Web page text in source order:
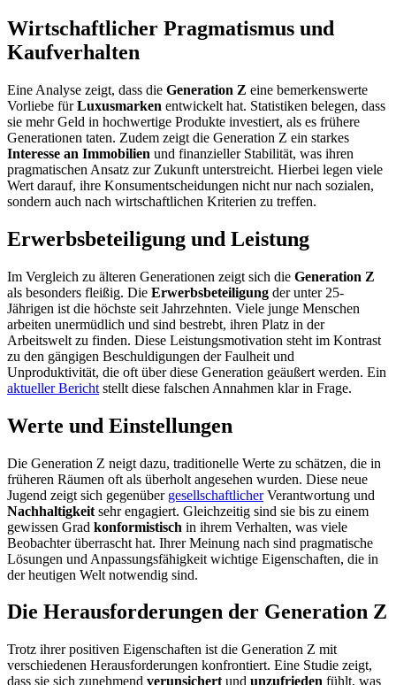
Wirtschaftlicher Pragmatismus und
Kaufverhalten
Eine Analyse zeigt, dass die Generation Z eine bemerkenswerte
Vorliebe fürLuxusmarken entwickelt hat. Statistiken belegen, dass
sie mehr Geld in hochwertige Produkte investiert, als es frühere
Generationen taten. Zudem zeigt die Generation Z ein starkes
Interesse an Immobilien und finanzieller Stabilität, was ihren
pragmatischen Ansatz zur Zukunft unterstreicht. Hierbei legen viele
Wert darauf, ihre Konsumentscheidungen nicht nur nach sozialen,
sondern auch nach wirtschaftlichen Kriterien zu treffen.
Erwerbsbeteiligung und Leistung
Im Vergleich zu älteren Generationen zeigt sich die Generation Z
als besonders fleißig. Die Erwerbsbeteiligung der unter 25-
Jährigen ist die höchste seit Jahrzehnten. Viele junge Menschen
arbeiten unermüdlich und sind bestrebt, ihren Platz in der
Arbeitswelt zu finden. Diese Leistungsmotivation steht im Kontrast
zu den gängigen Beschuldigungen der Faulheit und
Unproduktivität, die oft über diese Generation geäußert werden. Ein
aktueller Bericht stellt diese falschen Annahmen klar in Frage.
Werte und Einstellungen
Die Generation Z neigt dazu, traditionelle Werte zu schätzen, die in
früheren Räumen oft als überholt angesehen wurden. Diese neue
Jugend zeigt sich gegenüber gesellschaftlicherVerantwortung und
Nachhaltigkeit sehr engagiert. Gleichzeitig sind sie bis zu einem
gewissen Grad konformistisch in ihrem Verhalten, was viele
Beobachter überrascht hat. Ihrer Meinung nach sind pragmatische
Lösungen und Anpassungsfähigkeit wichtige Eigenschaften, die in
der heutigen Welt notwendig sind.
Die Herausforderungen der Generation Z
Trotz ihrer positiven Eigenschaften ist die Generation Z mit
verschiedenen Herausforderungen konfrontiert. Eine Studie zeigt,
dass sie sich zunehmend verunsichert und unzufrieden fühlt, was